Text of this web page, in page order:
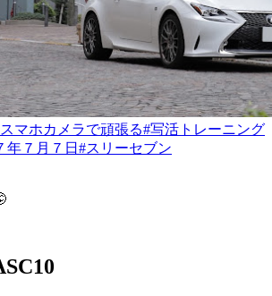
マホカメラで頑張る#写活トレーニング
年７月７日 #スリーセブン